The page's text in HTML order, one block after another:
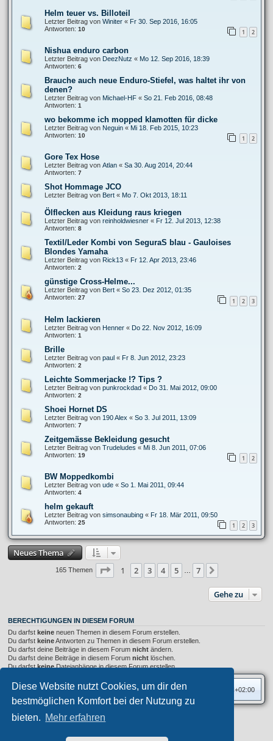
Diese Website nutzt Cookies, um dir den
bestmöglichen Komfort bei der Nutzung zu
bieten. Mehr erfahren
Helm teuer vs. Billoteil
Letzter Beitrag von Winiter « Fr 30. Sep 2016, 16:05
Antworten: 10 1 2
Nishua enduro carbon
Letzter Beitrag von DeezNutz « Mo 12. Sep 2016, 18:39
Antworten: 6
Brauche auch neue Enduro-Stiefel, was haltet ihr von
denen?
Letzter Beitrag von Michael-HF « So 21. Feb 2016, 08:48
Antworten: 1
wo bekomme ich mopped klamotten für dicke
Letzter Beitrag von Neguin « Mi 18. Feb 2015, 10:23
Antworten: 10 1 2
Gore Tex Hose
Letzter Beitrag von Atlan « Sa 30. Aug 2014, 20:44
Antworten: 7
Shot Hommage JCO
Letzter Beitrag von Bert « Mo 7. Okt 2013, 18:11
Ölflecken aus Kleidung raus kriegen
Letzter Beitrag von reinholdwiesner « Fr 12. Jul 2013, 12:38
Antworten: 8
Textil/Leder Kombi von SeguraS blau - Gauloises
Blondes Yamaha
Letzter Beitrag von Rick13 « Fr 12. Apr 2013, 23:46
Antworten: 2
günstige Cross-Helme...
Letzter Beitrag von Bert « So 23. Dez 2012, 01:35
Antworten: 27 1 2 3
Helm lackieren
Letzter Beitrag von Henner « Do 22. Nov 2012, 16:09
Antworten: 1
Brille
Letzter Beitrag von paul « Fr 8. Jun 2012, 23:23
Antworten: 2
Leichte Sommerjacke !? Tips ?
Letzter Beitrag von punkrockdad « Do 31. Mai 2012, 09:00
Antworten: 2
Shoei Hornet DS
Letzter Beitrag von 190 Alex « So 3. Jul 2011, 13:09
Antworten: 7
Zeitgemässe Bekleidung gesucht
Letzter Beitrag von Trudeludes « Mi 8. Jun 2011, 07:06
Antworten: 19 1 2
BW Moppedkombi
Letzter Beitrag von ude « So 1. Mai 2011, 09:44
Antworten: 4
helm gekauft
Letzter Beitrag von simsonaubing « Fr 18. Mär 2011, 09:50
Antworten: 25 1 2 3
Neues Thema
165 Themen Seite 1von
1 2 3 4 5 7
Gehe zu
BERECHTIGUNGEN IN DIESEM FORUM
Du darfst keine neuen Themen in diesem Forum erstellen.
Du darfst keineAntworten zu Themen in diesem Forum erstellen.
Du darfst deine Beiträge in diesem Forum nicht ändern.
Du darfst deine Beiträge in diesem Forum nicht löschen.
Du darfstkeineDateianhänge in diesem Forum erstellen.
Foren-Übersicht Alle Zeiten sind UTC+02:00
Privates Forum ©